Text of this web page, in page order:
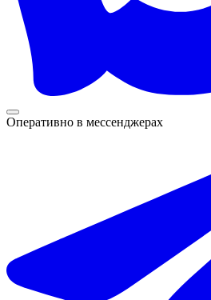
Оперативно в мессенджерах